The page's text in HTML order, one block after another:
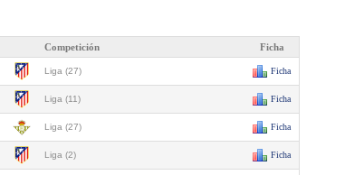
Competición Ficha
Liga (27) Ficha
Liga (11) Ficha
Liga (27) Ficha
Liga (2) Ficha